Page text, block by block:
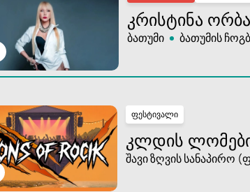
ᲙᲠᲘᲡᲢᲘᲜᲐ
ბათუმი ბათუმის
ფესტივალი
ᲙᲚᲓᲘᲡ
შავი ზღვის სანაპირო